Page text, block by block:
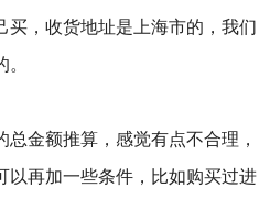
买，收货地址是上海市的，我们
金额推算，感觉有点不合理，
以再加一些条件，比如购买过进